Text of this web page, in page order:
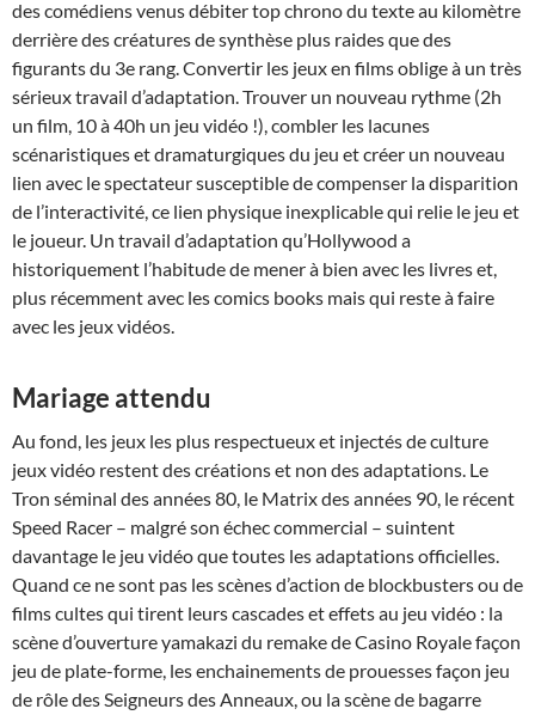
des comédiens venus débiter top chrono du texte au kilomètre
derrière des créatures de synthèse plus raides que des
figurants du 3e rang. Convertir les jeux en films oblige à un très
sérieux travail d’adaptation. Trouver un nouveau rythme (2h
un film, 10 à 40h un jeu vidéo !), combler les lacunes
scénaristiques et dramaturgiques du jeu et créer un nouveau
lien avec le spectateur susceptible de compenser la disparition
de l’interactivité, ce lien physique inexplicable qui relie le jeu et
le joueur. Un travail d’adaptation qu’Hollywood a
historiquement l’habitude de mener à bien avec les livres et,
plus récemment avec les comics books mais qui reste à faire
avec les jeux vidéos.
Mariage attendu
Au fond, les jeux les plus respectueux et injectés de culture
jeux vidéo restent des créations et non des adaptations. Le
Tron séminal des années 80, le Matrix des années 90, le récent
Speed Racer – malgré son échec commercial – suintent
davantage le jeu vidéo que toutes les adaptations officielles.
Quand ce ne sont pas les scènes d’action de blockbusters ou de
films cultes qui tirent leurs cascades et effets au jeu vidéo : la
scène d’ouverture yamakazi du remake de Casino Royale façon
jeu de plate-forme, les enchainements de prouesses façon jeu
de rôle des Seigneurs des Anneaux, ou la scène de bagarre